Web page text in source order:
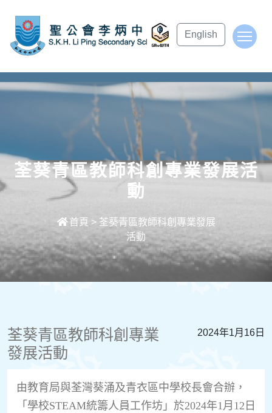
English
荃葵青區教師科創專業發展活
動
首頁 > 荃葵青區教師科創專業發展
活動
荃葵青區教師科創專業
發展活動
2024年1月16日
由教育局與荃灣葵涌及青衣區中學校長會合辦，
「學校STEAM統籌人員工作坊」於2024年1月 12 日